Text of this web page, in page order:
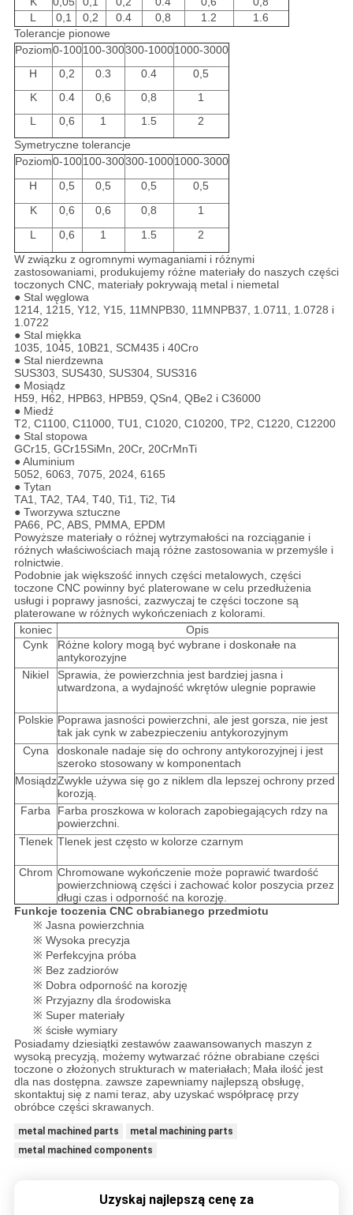
L
0,1 0,2 0.4 0,8 1.2
1.6
Tolerancje pionowe
Poziom0-100100-300300-10001000-3000
H
0,2 0.3 0.4
0,5
K
0.4 0,6 0,8
1
L
0,6 1 1.5
2
Symetryczne tolerancje
Poziom0-100100-300300-10001000-3000
H
0,5 0,5 0,5
0,5
K
0,6 0,6 0,8
1
L
0,6 1 1.5
2
W związku z ogromnymi wymaganiami i różnymi
zastosowaniami, produkujemy różne materiały do ​​naszych części
toczonych CNC, materiały pokrywają metal i niemetal
● Stal węglowa
1214, 1215, Y12, Y15, 11MNPB30, 11MNPB37, 1.0711, 1.0728 i
1.0722
● Stal miękka
1035, 1045, 10B21, SCM435 i 40Cro
● Stal nierdzewna
SUS303, SUS430, SUS304, SUS316
● Mosiądz
H59, H62, HPB63, HPB59, QSn4, QBe2 i C36000
● Miedź
T2, C1100, C11000, TU1, C1020, C10200, TP2, C1220, C12200
● Stal stopowa
GCr15, GCr15SiMn, 20Cr, 20CrMnTi
● Aluminium
5052, 6063, 7075, 2024, 6165
● Tytan
TA1, TA2, TA4, T40, Ti1, Ti2, Ti4
● Tworzywa sztuczne
PA66, PC, ABS, PMMA, EPDM
Powyższe materiały o różnej wytrzymałości na rozciąganie i
różnych właściwościach mają różne zastosowania w przemyśle i
rolnictwie.
Podobnie jak większość innych części metalowych, części
toczone CNC powinny być platerowane w celu przedłużenia
usługi i poprawy jasności, zazwyczaj te części toczone są
platerowane w różnych wykończeniach z kolorami.
koniec
Opis
Cynk
Różne kolory mogą być wybrane i doskonałe na
antykorozyjne
Nikiel
Sprawia, że ​​powierzchnia jest bardziej jasna i
utwardzona, a wydajność wkrętów ulegnie poprawie
Polskie Poprawa jasności powierzchni, ale jest gorsza, nie jest
tak jak cynk w zabezpieczeniu antykorozyjnym
Cyna
doskonale nadaje się do ochrony antykorozyjnej i jest
szeroko stosowany w komponentach
MosiądzZwykle używa się go z niklem dla lepszej ochrony przed
korozją.
Farba
Farba proszkowa w kolorach zapobiegających rdzy na
powierzchni.
Tlenek Tlenek jest często w kolorze czarnym
Chrom Chromowane wykończenie może poprawić twardość
powierzchniową części i zachować kolor poszycia przez
długi czas i odporność na korozję.
Funkcje toczenia CNC obrabianego przedmiotu
※ Jasna powierzchnia
※ Wysoka precyzja
※ Perfekcyjna próba
※ Bez zadziorów
※ Dobra odporność na korozję
※ Przyjazny dla środowiska
※ Super materiały
※ ścisłe wymiary
Posiadamy dziesiątki zestawów zaawansowanych maszyn z
wysoką precyzją, możemy wytwarzać różne obrabiane części
toczone o złożonych strukturach w materiałach; Mała ilość jest
dla nas dostępna. zawsze zapewniamy najlepszą obsługę,
skontaktuj się z nami teraz, aby uzyskać współpracę przy
obróbce części skrawanych.
metal machined parts
metal machining parts
metal machined components
Uzyskaj najlepszą cenę za